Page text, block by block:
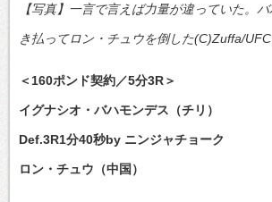
【写真】一言で言えば力量が違っていた。
き払ってロン・チュウを倒した(C)Zuffa/UFC
＜160ポンド契約／5分3R＞
イグナシオ・バハモンデス（チリ）
Def.3R1分40秒by ニンジャチョーク
ロン・チュウ（中国）